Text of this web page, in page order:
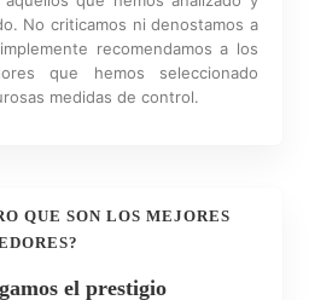
No criticamos ni denostamos a
recomendamos a los
que hemos seleccionado
medidas de control.
QUE SON LOS MEJORES
el prestigio